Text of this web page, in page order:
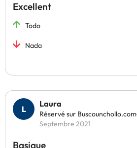
Excellent
Todo
Nada
Laura
Réservé sur Buscounchollo.com
Septembre 2021
Basique